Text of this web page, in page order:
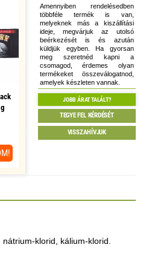
Amennyiben rendelésedben
többféle termék is van,
melyeknek más a kiszállítási
ideje, megvárjuk az utolsó
beérkezését is és azután
küldjük egyben. Ha gyorsan
meg szeretnéd kapni a
csomagod, érdemes olyan
termékeket összeválogatnod,
amelyek készleten vannak.
JOBB ÁRAT TALÁLT?
TEGYE FEL KÉRDÉSÉT
VISSZAHÍVJUK
klorid, kálium-klorid.